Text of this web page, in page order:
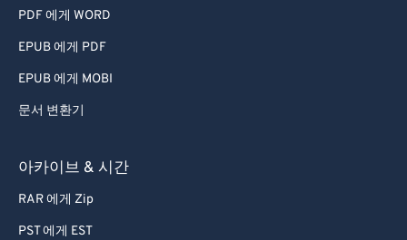
PDF 에게 WORD
EPUB 에게 PDF
EPUB 에게 MOBI
문서 변환기
아카이브 & 시간
RAR 에게 Zip
PST 에게 EST